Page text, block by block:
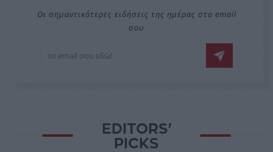
Οι σημαντικότερες ειδήσεις της ημέρας στο email
σου
EDITORS'
PICKS